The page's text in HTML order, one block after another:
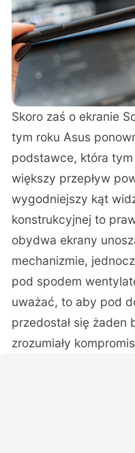
Skoro zaś o ekranie
tym roku Asus
podstawce, która
większy przepływ
wygodniejszy kąt
konstrukcyjnej to
obydwa ekrany
mechanizmie,
pod spodem
uważać, to aby pod
przedostał się żaden
zrozumiały